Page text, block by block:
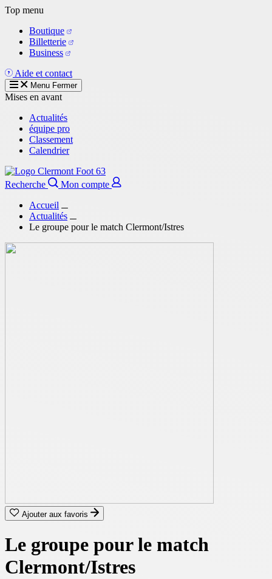
Aller
contenu
principal
Top menu
Boutique
Billetterie
Business
Aide et contact
Menu Fermer
Mises en avant
Actualités
équipe pro
Classement
Calendrier
Recherche
Mon compte
Accueil
Actualités
Le groupe pour le match Clermont/Istres
Ajouter aux favoris
Le groupe pour le match
Clermont/Istres